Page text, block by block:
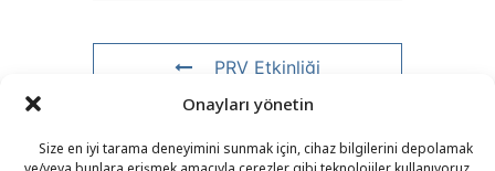
Onayları yönetin
Size en iyi tarama deneyimini sunmak için, cihaz bilgilerini depolamak
PRV Etkinliği
NXT Etkinliği